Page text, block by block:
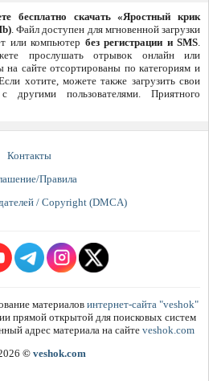
бесплатно скачать «Яростный крик
. Файл доступен для мгновенной загрузки
или компьютер без регистрации и SMS.
прослушать отрывок онлайн или
сайте отсортированы по категориям и
хотите, можете также загрузить свои
пользователями. Приятного
Контакты
Правила
/ Copyright (DMCA)
материалов интернет-сайта "veshok"
прямой открытой для поисковых систем
адрес материала на сайте veshok.com
© veshok.com